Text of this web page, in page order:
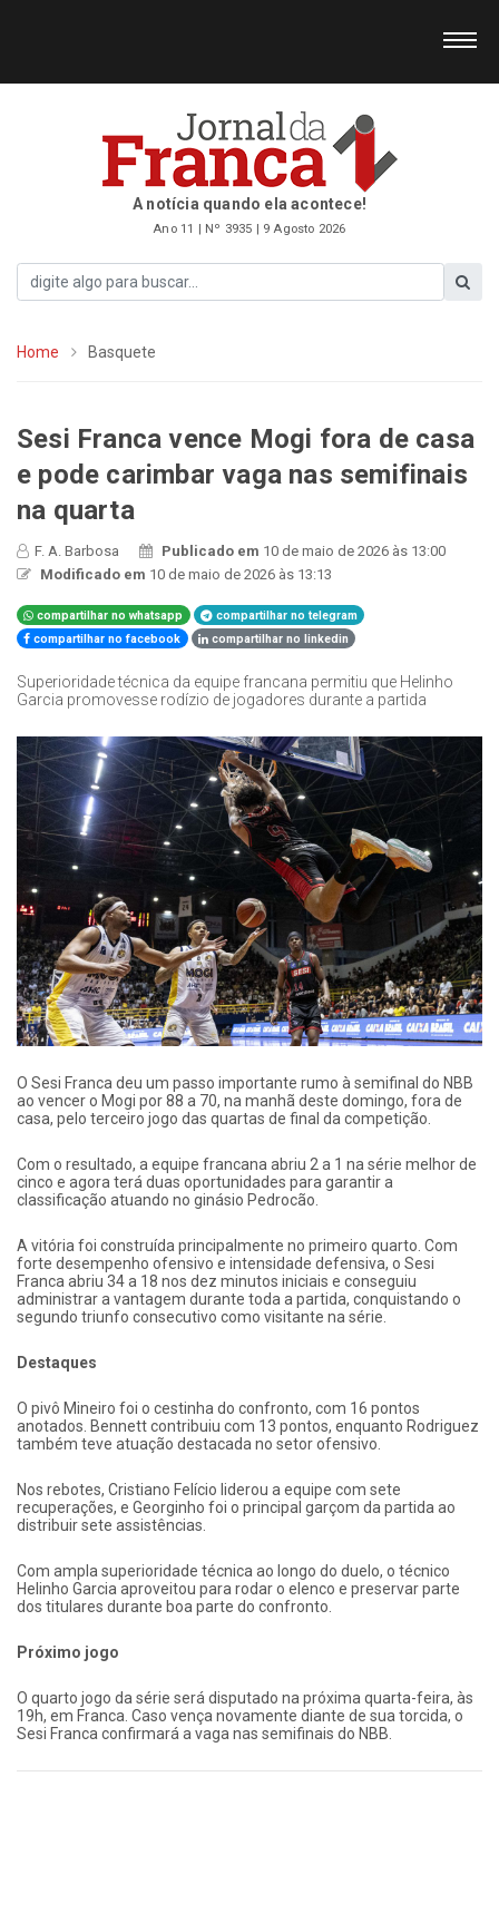
A notícia quando ela acontece!
Ano 11 | Nº 3935 | 9 Agosto 2026
Home Basquete
Sesi Franca vence Mogi fora de casa
e pode carimbar vaga nas semifinais
na quarta
F. A. Barbosa Publicado em 10 de maio de 2026 às 13:00
Modificado em 10 de maio de 2026 às 13:13
compartilhar no whatsapp
compartilhar no telegram
compartilhar no facebook
compartilhar no linkedin
Superioridade técnica da equipe francana permitiu que Helinho
Garcia promovesse rodízio de jogadores durante a partida
O Sesi Franca deu um passo importante rumo à semifinal do NBB
ao vencer o Mogi por 88 a 70, na manhã deste domingo, fora de
casa, pelo terceiro jogo das quartas de final da competição.
Com o resultado, a equipe francana abriu 2 a 1 na série melhor de
cinco e agora terá duas oportunidades para garantir a
classificação atuando no ginásio Pedrocão.
A vitória foi construída principalmente no primeiro quarto. Com
forte desempenho ofensivo e intensidade defensiva, o Sesi
Franca abriu 34 a 18 nos dez minutos iniciais e conseguiu
administrar a vantagem durante toda a partida, conquistando o
segundo triunfo consecutivo como visitante na série.
Destaques
O pivô Mineiro foi o cestinha do confronto, com 16 pontos
anotados. Bennett contribuiu com 13 pontos, enquanto Rodriguez
também teve atuação destacada no setor ofensivo.
Nos rebotes, Cristiano Felício liderou a equipe com sete
recuperações, e Georginho foi o principal garçom da partida ao
distribuir sete assistências.
Com ampla superioridade técnica ao longo do duelo, o técnico
Helinho Garcia aproveitou para rodar o elenco e preservar parte
dos titulares durante boa parte do confronto.
Próximo jogo
O quarto jogo da série será disputado na próxima quarta-feira, às
19h, em Franca. Caso vença novamente diante de sua torcida, o
Sesi Franca confirmará a vaga nas semifinais do NBB.